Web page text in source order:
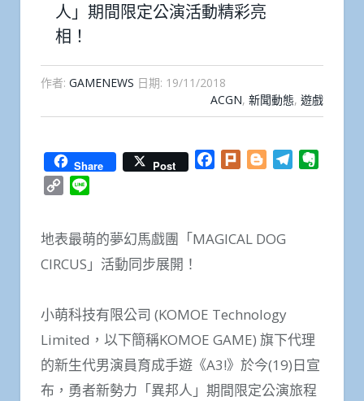
人」期間限定公演活動精彩亮
相！
作者: GAMENEWS 日期: 19/11/2018
ACGN, 新聞動態, 遊戲
Share Post Facebook
Plurk BloggerTelegram
Copy
地表最萌的夢幻馬戲團「MAGICAL DOG
CIRCUS」活動同步展開！
小萌科技有限公司 (KOMOE Technology
Limited，以下簡稱KOMOE GAME) 旗下代理
的新生代男演員育成手遊《A3!》於今(19)日宣
布，勇者新勢力「異邦人」期間限定公演旅程